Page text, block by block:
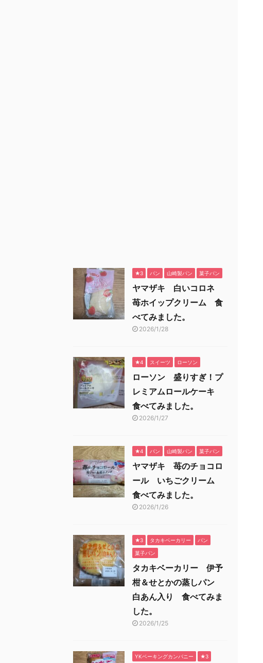
★3 パン 山崎製パン 菓子パン
ヤマザキ 白いコロネ
苺ホイップクリーム 食
べてみました。
2026/1/28
★4 スイーツ ローソン
ローソン 盛りすぎ！プ
レミアムロールケーキ
食べてみました。
2026/1/27
★4 パン 山崎製パン 菓子パン
ヤマザキ 苺のチョコロ
ール いちごクリーム
食べてみました。
2026/1/26
★3 タカキベーカリー パン
菓子パン
タカキベーカリー 伊予
柑＆せとかの蒸しパン
白あん入り 食べてみま
した。
2026/1/25
YKベーキングカンパニー ★3